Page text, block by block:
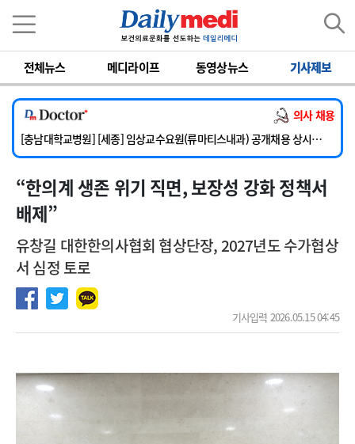
전체뉴스 메디라이프 동영상뉴스 기사제보
의사 채용
[단국대학교병원] 임상전담교원 및 전임의 초빙
[해운대부민병원] [해운대] 2026년 하반기 인턴 모집
[서울아산병원] 건강증진센터 소화기파트 건진교수 초빙
[충남대학교병원] [세종] 임상교수요원(류마티스내과) 공개채용 상시모집
[이대서울병원] 정형외과 일반의 초빙
[단국대학교병원] 임상전담교원 및 전임의 초빙
[해운대부민병원] [해운대] 2026년 하반기 인턴 모집
“ 한의계 생존 위기 직면, 보장성 강화 정책서
배제”
유창길 대한한의사협회 협상단장, 2027년도 수가협상
서 심정 토로
기사입력 2026.05.15 04:45